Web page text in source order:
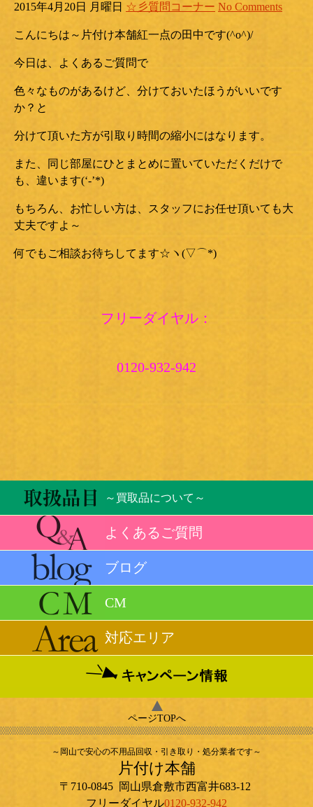
2015年4月20日 月曜日 ☆彡質問コーナー No Comments
こんにちは～片付け本舗紅一点の田中です(^o^)/
今日は、よくあるご質問で
色々なものがあるけど、分けておいたほうがいいです
か？と
分けて頂いた方が引取り時間の縮小にはなります。
また、同じ部屋にひとまとめに置いていただくだけで
も、違います(‘-’*)
もちろん、お忙しい方は、スタッフにお任せ頂いても大
丈夫ですよ～
何でもご相談お待ちしてます☆ヽ(▽⌒*)
フリーダイヤル：
0120-932-942
～買取品について～
よくあるご質問
ブログ
CM
対応エリア
ページTOPへ
～岡山で安心の不用品回収・引き取り・処分業者です～
片付け本舗
〒710-0845 岡山県倉敷市西富井683-12
フリーダイヤル0120-932-942